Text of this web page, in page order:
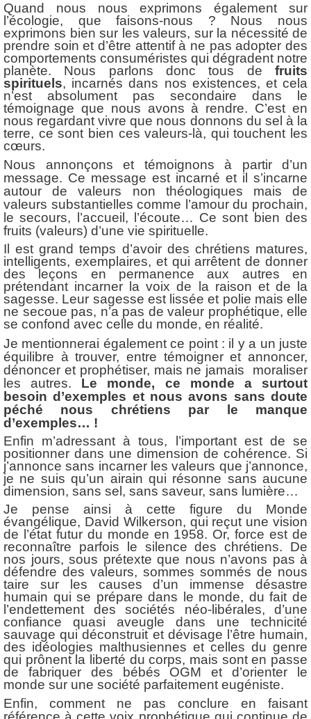
Quand nous nous exprimons également sur
l’écologie, que faisons-nous ? Nous nous
exprimons bien sur les valeurs, sur la nécessité de
prendre soin et d’être attentif à ne pas adopter des
comportements consuméristes qui dégradent notre
planète. Nous parlons donc tous de fruits
spirituels, incarnés dans nos existences, et cela
n’est absolument pas secondaire dans le
témoignage que nous avons à rendre. C’est en
nous regardant vivre que nous donnons du sel à la
terre, ce sont bien ces valeurs-là, qui touchent les
cœurs.
Nous annonçons et témoignons à partir d’un
message. Ce message est incarné et il s’incarne
autour de valeurs non théologiques mais de
valeurs substantielles comme l’amour du prochain,
le secours, l’accueil, l’écoute… Ce sont bien des
fruits (valeurs) d’une vie spirituelle.
Il est grand temps d’avoir des chrétiens matures,
intelligents, exemplaires, et qui arrêtent de donner
des leçons en permanence aux autres en
prétendant incarner la voix de la raison et de la
sagesse. Leur sagesse est lissée et polie mais elle
ne secoue pas, n’a pas de valeur prophétique, elle
se confond avec celle du monde, en réalité.
Je mentionnerai également ce point : il y a un juste
équilibre à trouver, entre témoigner et annoncer,
dénoncer et prophétiser, mais ne jamais moraliser
les autres. Le monde, ce monde a surtout
besoin d’exemples et nous avons sans doute
péché nous chrétiens par le manque
d’exemples… !
Enfin m’adressant à tous, l’important est de se
positionner dans une dimension de cohérence. Si
j’annonce sans incarner les valeurs que j’annonce,
je ne suis qu’un airain qui résonne sans aucune
dimension, sans sel, sans saveur, sans lumière…
Je pense ainsi à cette figure du Monde
évangélique, David Wilkerson, qui reçut une vision
de l’état futur du monde en 1958. Or, force est de
reconnaître parfois le silence des chrétiens. De
nos jours, sous prétexte que nous n’avons pas à
défendre des valeurs, sommes sommés de nous
taire sur les causes d’un immense désastre
humain qui se prépare dans le monde, du fait de
l’endettement des sociétés néo-libérales, d’une
confiance quasi aveugle dans une technicité
sauvage qui déconstruit et dévisage l’être humain,
des idéologies malthusiennes et celles du genre
qui prônent la liberté du corps, mais sont en passe
de fabriquer des bébés OGM et d’orienter le
monde sur une société parfaitement eugéniste.
Enfin, comment ne pas conclure en faisant